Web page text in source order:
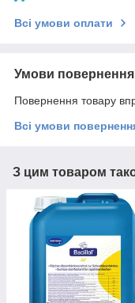
Всі умови оплати
Умови повернення
Повернення товару
Всі умови
З цим товаром